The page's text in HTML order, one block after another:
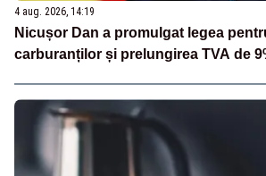
4 aug. 2026, 14:19
Nicușor Dan a promulgat legea
carburanților și prelungirea TVA de